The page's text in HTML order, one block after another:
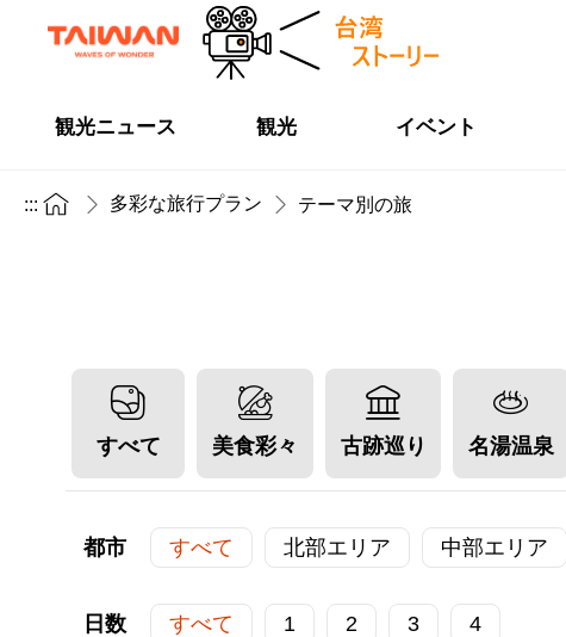
観光ニュース 観光 イベント
::: 多彩な旅行プラン テーマ別の旅
すべて 美食彩々 古跡巡り 名湯温泉
都市 すべて 北部エリア 中部エリア
日数 すべて 1 2 3 4